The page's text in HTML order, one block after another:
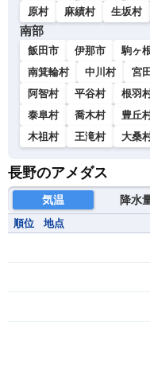
原村
麻績村 生坂村
南部
飯田市 伊那市 駒ヶ
南箕輪村
中川村 宮
阿智村
平谷村 根羽
泰阜村
喬木村 豊丘
木祖村
王滝村 大桑
長野のアメダス
気温 降水
順位 地点